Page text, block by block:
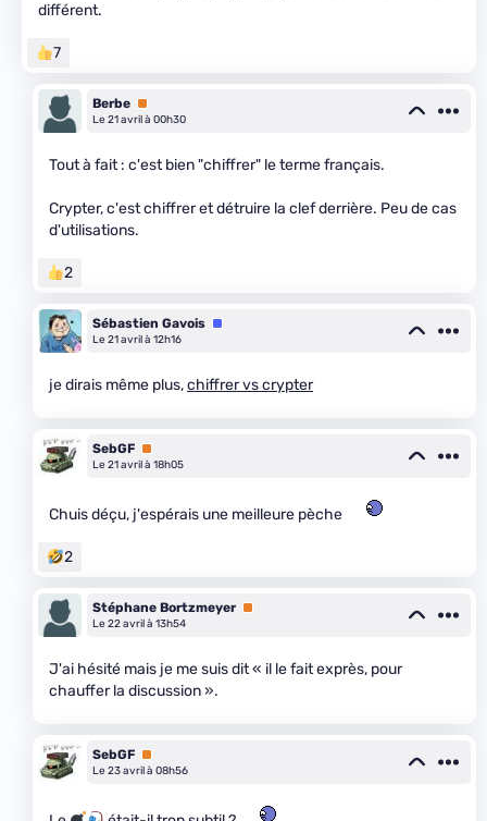
différent.
7
Berbe Premium
Le 21 avril à 00h30
Tout à fait : c'est bien "chiffrer" le terme français.
Crypter, c'est chiffrer et détruire la clef derrière. Peu de cas
d'utilisations.
2
Sébastien Gavois Équipe
Le 21 avril à 12h16
je dirais même plus,chiffrer vs crypter
SebGF Premium
Le 21 avril à 18h05
Chuis déçu, j'espérais une meilleure pèche
2
Stéphane Bortzmeyer Premium
Le 22 avril à 13h54
J'ai hésité mais je me suis dit « il le fait exprès, pour
chauffer la discussion ».
SebGF Premium
Le 23 avril à 08h56